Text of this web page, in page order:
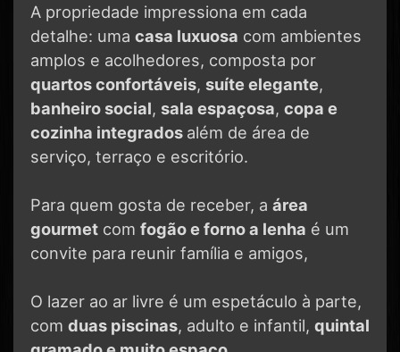
A propriedade impressiona em cada
detalhe: uma casa luxuosa com ambientes
amplos e acolhedores, composta por
quartos confortáveis, suíte elegante,
banheiro social, sala espaçosa, copa e
cozinha integrados além de área de
serviço, terraço e escritório.
Para quem gosta de receber, a área
gourmet com fogão e forno a lenha é um
convite para reunir família e amigos,
O lazer ao ar livre é um espetáculo à parte,
com duas piscinas, adulto e infantil, quintal